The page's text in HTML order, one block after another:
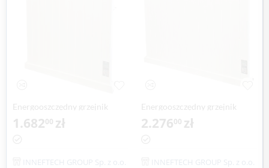
Energooszczędny grzejnik
elektryczny EPG-500
1.68200 zł
INNEFTECH GROUP Sp. z o.o.
Energooszczędny grzejnik
elektryczny EPG-700
2.27600 zł
INNEFTECH GROUP Sp. z o.o.